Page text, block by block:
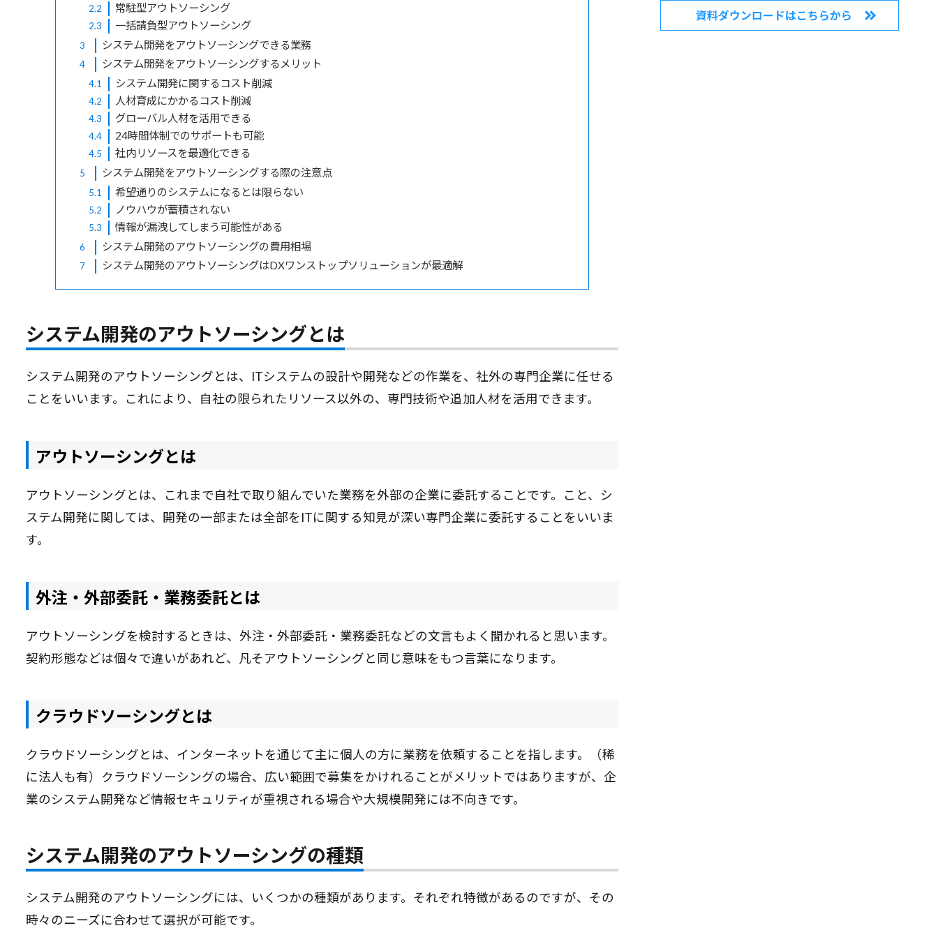
2.2 常駐型アウトソーシング
2.3 一括請負型アウトソーシング
3 システム開発をアウトソーシングできる業務
4 システム開発をアウトソーシングするメリット
4.1 システム開発に関するコスト削減
4.2 人材育成にかかるコスト削減
4.3 グローバル人材を活用できる
4.4 24時間体制でのサポートも可能
4.5 社内リソースを最適化できる
5 システム開発をアウトソーシングする際の注意点
5.1 希望通りのシステムになるとは限らない
5.2 ノウハウが蓄積されない
5.3 情報が漏洩してしまう可能性がある
6 システム開発のアウトソーシングの費用相場
7 システム開発のアウトソーシングはDXワンストップソリューションが最適解
システム開発のアウトソーシングとは
システム開発のアウトソーシングとは、ITシステムの設計や開発などの作業を、社外の専門企業に任せる
ことをいいます。これにより、自社の限られたリソース以外の、専門技術や追加人材を活用できます。
アウトソーシングとは
アウトソーシングとは、これまで自社で取り組んでいた業務を外部の企業に委託することです。こと、シ
ステム開発に関しては、開発の一部または全部をITに関する知見が深い専門企業に委託することをいいま
す。
外注・外部委託・業務委託とは
アウトソーシングを検討するときは、外注・外部委託・業務委託などの文言もよく聞かれると思います。
契約形態などは個々で違いがあれど、凡そアウトソーシングと同じ意味をもつ言葉になります。
クラウドソーシングとは
クラウドソーシングとは、インターネットを通じて主に個人の方に業務を依頼することを指します。（稀
に法人も有）クラウドソーシングの場合、広い範囲で募集をかけれることがメリットではありますが、企
業のシステム開発など情報セキュリティが重視される場合や大規模開発には不向きです。
システム開発のアウトソーシングの種類
システム開発のアウトソーシングには、いくつかの種類があります。それぞれ特徴があるのですが、その
時々のニーズに合わせて選択が可能です。